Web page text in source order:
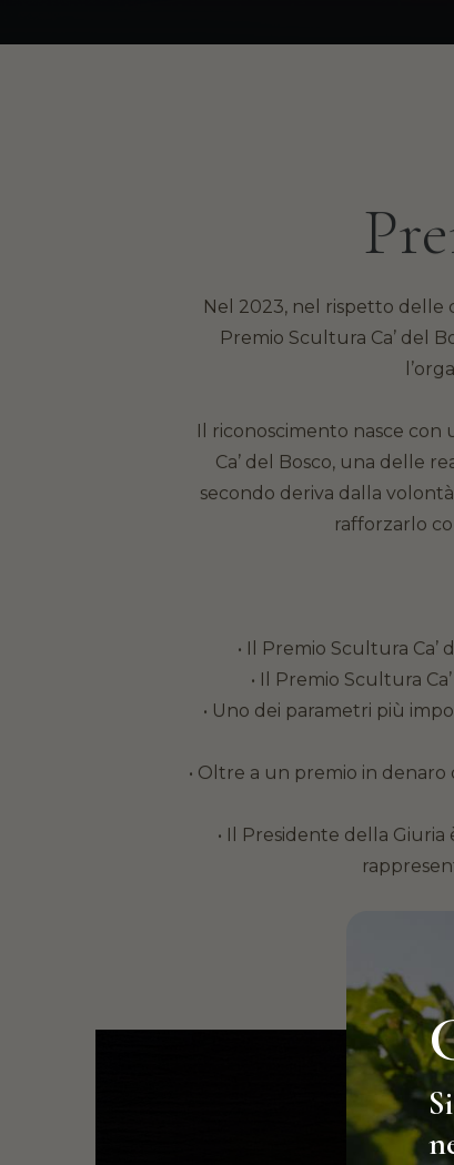
Nel 2023, nel rispetto delle
Premio Scultura Ca’ del
Il riconoscimento nasce
Ca’ del Bosco, una delle
secondo deriva dalla
rafforzarlo
• Il Premio Scultura
• Il Premio Scultura
• Uno dei parametri più
• Oltre a un premio in denaro
• Il Presidente della